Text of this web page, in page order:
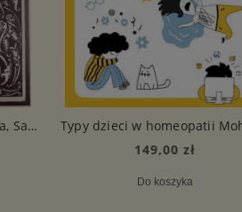
Organon sztuki uzdrawiania, Samuel Hahnemann
149,00 zł
Do koszyka